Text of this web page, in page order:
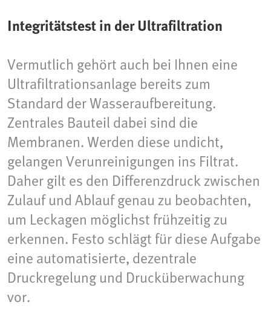
Integritätstest in der Ultrafiltration
Vermutlich gehört auch bei Ihnen eine
Ultrafiltrationsanlage bereits zum
Standard der Wasseraufbereitung.
Zentrales Bauteil dabei sind die
Membranen. Werden diese undicht,
gelangen Verunreinigungen ins Filtrat.
Daher gilt es den Differenzdruck zwischen
Zulauf und Ablauf genau zu beobachten,
um Leckagen möglichst frühzeitig zu
erkennen. Festo schlägt für diese Aufgabe
eine automatisierte, dezentrale
Druckregelung und Drucküberwachung
vor.